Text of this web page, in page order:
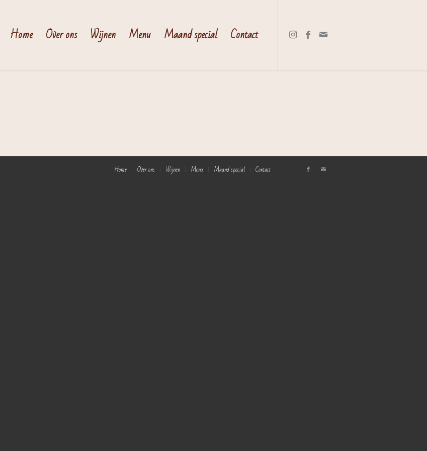
Home Over ons Wijnen Menu Maand special Contact
Home Over ons Wijnen Menu Maand special Contact